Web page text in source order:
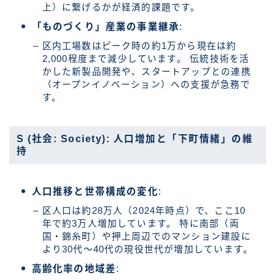
上）に繋げるかが経済的課題です。
「ものづくり」産業の事業継承:
区内工場数はピーク時の約1万から現在は約
2,000程度まで減少しています。 伝統技術を活
かした新製品開発や、スタートアップとの連携
（オープンイノベーション）への支援が急務で
す。
S (社会: Society): 人口増加と「下町情緒」の維
持
人口推移と世帯構成の変化:
区人口は約28万人（2024年時点）で、ここ10
年で約3万人増加しています。 特に南部（両
国・錦糸町）や押上周辺でのマンション建設に
より30代〜40代の現役世代が増加しています。
高齢化率の地域差: